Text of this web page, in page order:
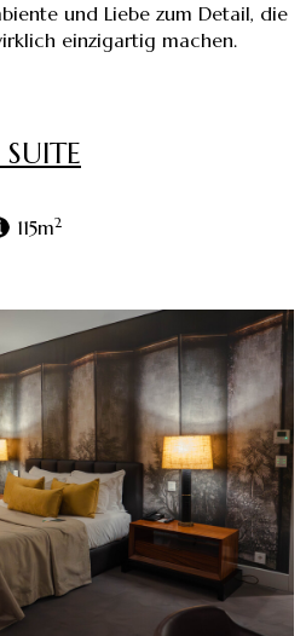
und Liebe zum Detail, die
einzigartig machen.
115m2